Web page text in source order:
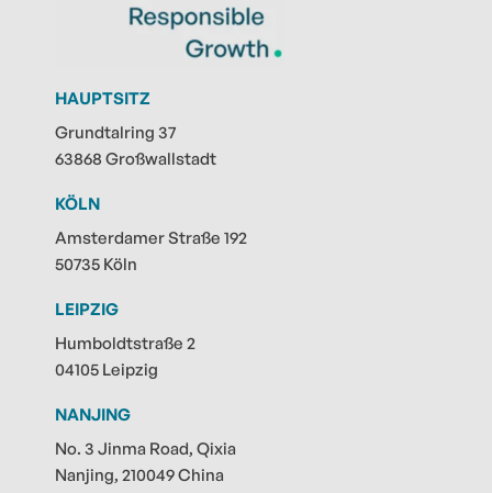
HAUPTSITZ
Grundtalring 37
63868 Großwallstadt
KÖLN
Amsterdamer Straße 192
50735 Köln
LEIPZIG
Humboldtstraße 2
04105 Leipzig
NANJING
No. 3 Jinma Road, Qixia
Nanjing, 210049 China